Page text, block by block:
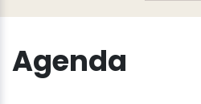
Agenda